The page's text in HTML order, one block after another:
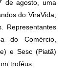
de agosto, uma
do ViraVida,
Representantes
do Comércio,
e Sesc (Piatã)
troféus.